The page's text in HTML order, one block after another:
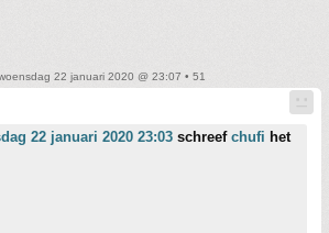
22 januari 2020 @ 23:07 • 51
22 januari 2020 23:03 schreef chufi het